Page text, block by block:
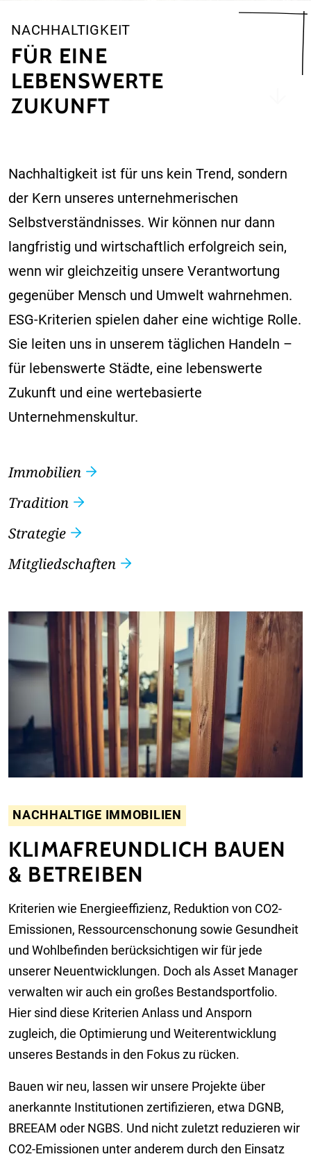
NACHHALTIGKEIT
FÜR EINE
LEBENSWERTE
ZUKUNFT
Immobilien
Tradition
Strategie
Mitgliedschaften
Nachhaltigkeit ist für uns kein Trend, sondern
der Kern unseres unternehmerischen
Selbstverständnisses. Wir können nur dann
langfristig und wirtschaftlich erfolgreich sein,
wenn wir gleichzeitig unsere Verantwortung
gegenüber Mensch und Umwelt wahrnehmen.
ESG-Kriterien spielen daher eine wichtige Rolle.
Sie leiten uns in unserem täglichen Handeln –
für lebenswerte Städte, eine lebenswerte
Zukunft und eine wertebasierte
Unternehmenskultur.
NACHHALTIGE IMMOBILIEN
KLIMAFREUNDLICH BAUEN
& BETREIBEN
Kriterien wie Energieeffizienz, Reduktion von CO2-
Emissionen, Ressourcenschonung sowie Gesundheit
und Wohlbefinden berücksichtigen wir für jede
unserer Neuentwicklungen. Doch als Asset Manager
verwalten wir auch ein großes Bestandsportfolio.
Hier sind diese Kriterien Anlass und Ansporn
zugleich, die Optimierung und Weiterentwicklung
unseres Bestands in den Fokus zu rücken.
Bauen wir neu, lassen wir unsere Projekte über
anerkannte Institutionen zertifizieren, etwa DGNB,
BREEAM oder NGBS. Und nicht zuletzt reduzieren wir
CO2-Emissionen unter anderem durch den Einsatz